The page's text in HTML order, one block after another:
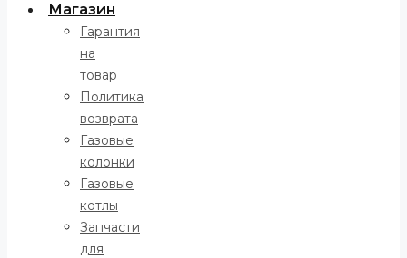
Магазин
Гарантия
на
товар
Политика
возврата
Газовые
колонки
Газовые
котлы
Запчасти
для